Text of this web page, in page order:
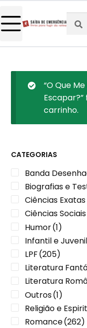
por:
“O Que
carrinho.
CATEGORIAS
Banda
Biografias e
Ciências
Ciências
Humor(1)
Infantil e Juvenil
LPF(205)
Literatura
Literatura
Outros(1)
Religião e
Romance(262)